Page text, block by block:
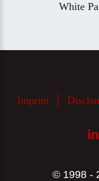
White
Imprint
© 1998 -